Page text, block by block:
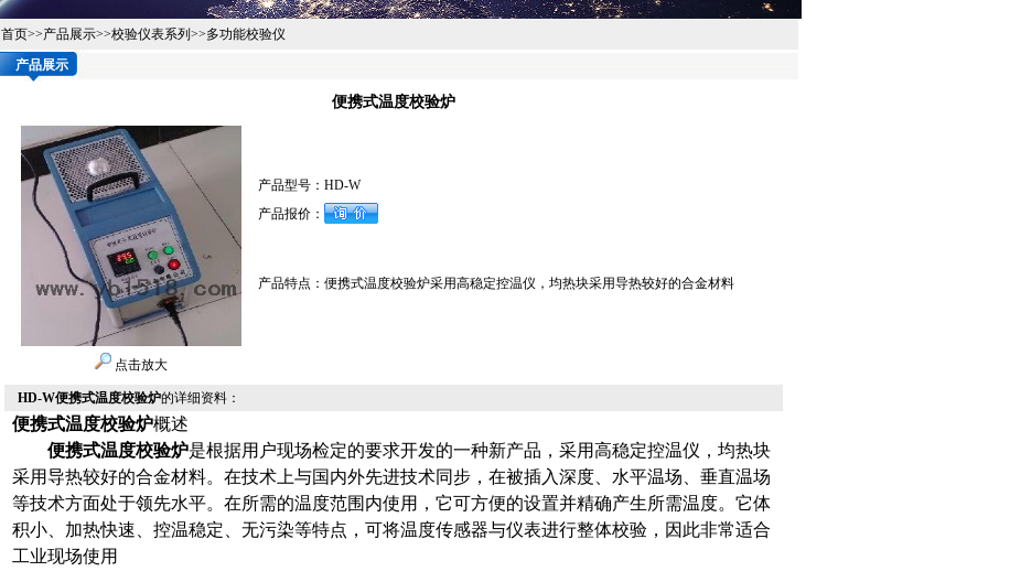
首页>>产品展示>>校验仪表系列 >>多功能校验仪
产品展示
便携式温度校验炉
点击放大
产品型号： HD-W
产品报价：
产品特点： 便携式温度校验炉采用高稳定控温仪，均热块采用导热较好的合金材料
HD-W便携式温度校验炉的详细资料：
便携式温度校验炉概述
便携式温度校验炉是根据用户现场检定的要求开发的一种新产品，采用高稳定控温仪，均热块
采用导热较好的合金材料。在技术上与国内外先进技术同步，在被插入深度、水平温场、垂直温场
等技术方面处于领先水平。在所需的温度范围内使用，它可方便的设置并精确产生所需温度。它体
积小、加热快速、控温稳定、无污染等特点，可将温度传感器与仪表进行整体校验，因此非常适合
工业现场使用